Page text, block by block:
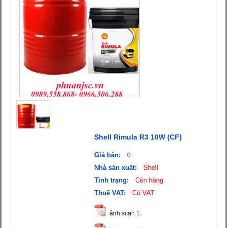
Shell Rimula R3 10W (CF)
Giá bán: 0
Nhà sản xuất:
Shell
Tình trạng:
Còn hàng
Thuế VAT:
Có VAT
ảnh scan 1